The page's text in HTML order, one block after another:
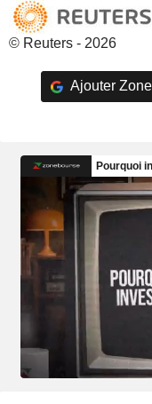
© Reuters - 2026
Ajouter